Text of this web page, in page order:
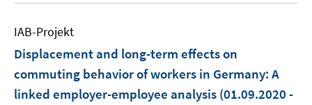
IAB-Projekt
Displacement and long-term effects on
commuting behavior of workers in Germany: A
linked employer-employee analysis (01.09.2020 -